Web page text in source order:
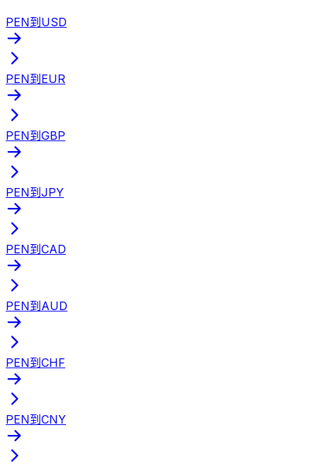
PEN到USD
PEN到EUR
PEN到GBP
PEN到JPY
PEN到CAD
PEN到AUD
PEN到CHF
PEN到CNY